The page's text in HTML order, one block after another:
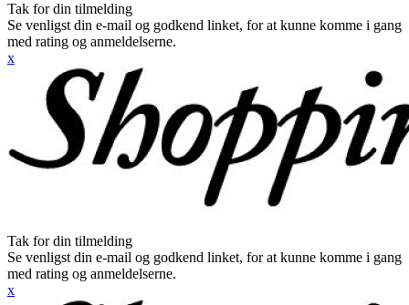
Tak for din tilmelding
Se venligst din e-mail og godkend linket, for at kunne komme i gang
med rating og anmeldelserne.
x
Tak for din tilmelding
Se venligst din e-mail og godkend linket, for at kunne komme i gang
med rating og anmeldelserne.
x